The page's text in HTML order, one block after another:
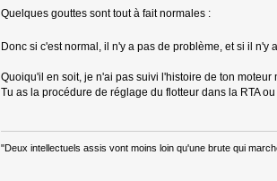
Quelques gouttes sont tout à fait normales :
Donc si c'est normal, il n'y a pas de problème, et si il n'y
Quoiqu'il en soit, je n'ai pas suivi l'histoire de ton
Tu as la procédure de réglage du flotteur dans la RTA
"Deux intellectuels assis vont moins loin qu'une brute qui